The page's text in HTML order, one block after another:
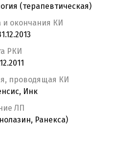
(терапевтическая)
и окончания КИ
РКИ
проводящая КИ
Инк
ЛП
Ранекса)